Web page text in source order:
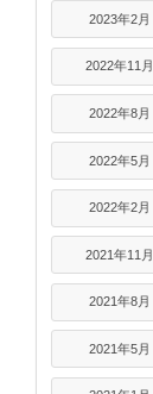
2023年2月
2022年11月
2022年8月
2022年5月
2022年2月
2021年11月
2021年8月
2021年5月